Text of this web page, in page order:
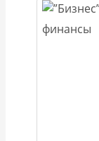
финансы